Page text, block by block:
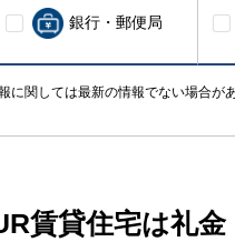
銀行・郵便局
に関しては最新の情報でない場合
賃貸住宅は礼